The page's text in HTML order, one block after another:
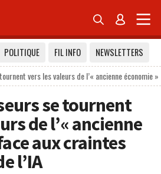
 
POLITIQUE FIL INFO
NEWSLETTERS
vers les valeurs de l’« ancienne économie
se tournent
de l’« ancienne
aux craintes
l’IA